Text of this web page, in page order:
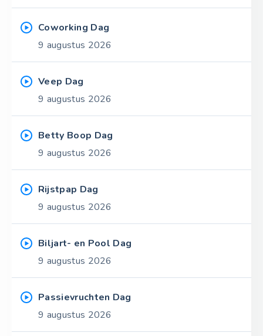
Coworking Dag
9 augustus 2026
Veep Dag
9 augustus 2026
Betty Boop Dag
9 augustus 2026
Rijstpap Dag
9 augustus 2026
Biljart- en Pool Dag
9 augustus 2026
Passievruchten Dag
9 augustus 2026